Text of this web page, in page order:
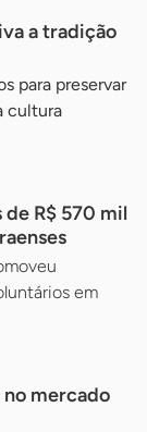
a tradição
para preservar
cultura
de R$ 570 mil
em
mercado